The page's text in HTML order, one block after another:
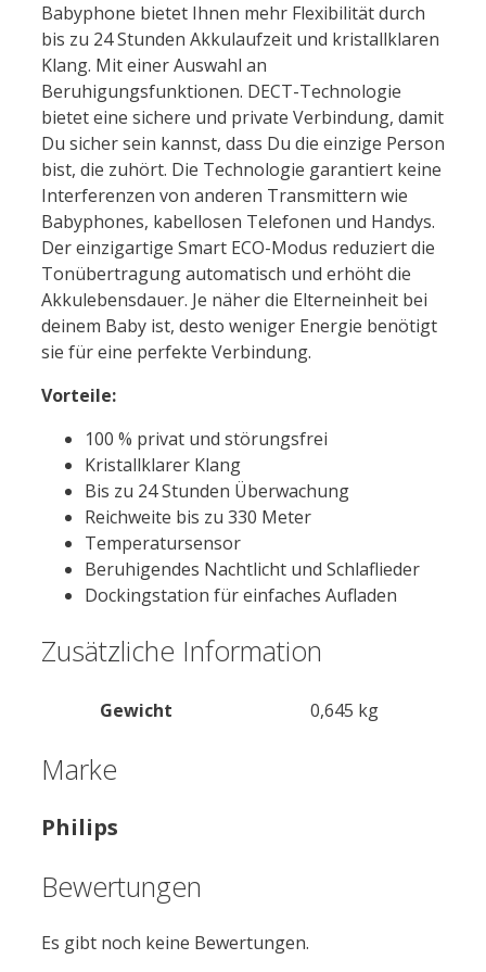
Babyphone bietet Ihnen mehr Flexibilität durch
bis zu 24 Stunden Akkulaufzeit und kristallklaren
Klang. Mit einer Auswahl an
Beruhigungsfunktionen. DECT-Technologie
bietet eine sichere und private Verbindung, damit
Du sicher sein kannst, dass Du die einzige Person
bist, die zuhört. Die Technologie garantiert keine
Interferenzen von anderen Transmittern wie
Babyphones, kabellosen Telefonen und Handys.
Der einzigartige Smart ECO-Modus reduziert die
Tonübertragung automatisch und erhöht die
Akkulebensdauer. Je näher die Elterneinheit bei
deinem Baby ist, desto weniger Energie benötigt
sie für eine perfekte Verbindung.
Vorteile:
100 % privat und störungsfrei
Kristallklarer Klang
Bis zu 24 Stunden Überwachung
Reichweite bis zu 330 Meter
Temperatursensor
Beruhigendes Nachtlicht und Schlaflieder
Dockingstation für einfaches Aufladen
Zusätzliche Information
Gewicht 0,645 kg
Marke
Philips
Bewertungen
Es gibt noch keine Bewertungen.